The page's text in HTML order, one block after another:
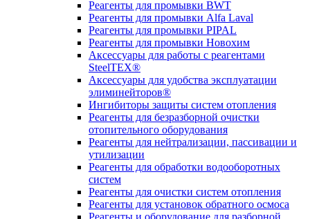
Реагенты для промывки BWT
Реагенты для промывки Alfa Laval
Реагенты для промывки PIPAL
Реагенты для промывки Новохим
Аксессуары для работы с реагентами
SteelTEX®
Аксессуары для удобства эксплуатации
элиминейторов®
Ингибиторы защиты систем отопления
Реагенты для безразборной очистки
отопительного оборудования
Реагенты для нейтрализации, пассивации и
утилизации
Реагенты для обработки водооборотных
систем
Реагенты для очистки систем отопления
Реагенты для установок обратного осмоса
Реагенты и оборудование для разборной